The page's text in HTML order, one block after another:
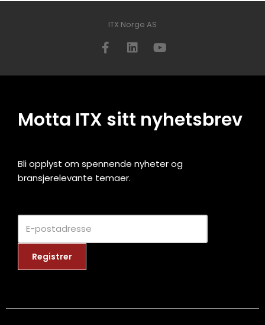
ITX Norge AS
Motta ITX sitt nyhetsbrev
Bli opplyst om spennende nyheter og
bransjerelevante temaer.